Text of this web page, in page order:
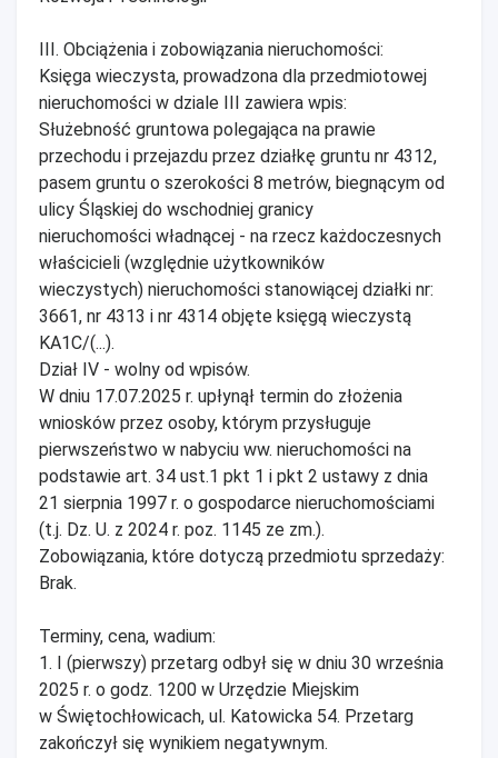
III. Obciążenia i zobowiązania nieruchomości:
Księga wieczysta, prowadzona dla przedmiotowej
nieruchomości w dziale III zawiera wpis:
Służebność gruntowa polegająca na prawie
przechodu i przejazdu przez działkę gruntu nr 4312,
pasem gruntu o szerokości 8 metrów, biegnącym od
ulicy Śląskiej do wschodniej granicy
nieruchomości władnącej - na rzecz każdoczesnych
właścicieli (względnie użytkowników
wieczystych) nieruchomości stanowiącej działki nr:
3661, nr 4313 i nr 4314 objęte księgą wieczystą
KA1C/(...).
Dział IV - wolny od wpisów.
W dniu 17.07.2025 r. upłynął termin do złożenia
wniosków przez osoby, którym przysługuje
pierwszeństwo w nabyciu ww. nieruchomości na
podstawie art. 34 ust.1 pkt 1 i pkt 2 ustawy z dnia
21 sierpnia 1997 r. o gospodarce nieruchomościami
(t.j. Dz. U. z 2024 r. poz. 1145 ze zm.).
Zobowiązania, które dotyczą przedmiotu sprzedaży:
Brak.
Terminy, cena, wadium:
1. I (pierwszy) przetarg odbył się w dniu 30 września
2025 r. o godz. 1200 w Urzędzie Miejskim
w Świętochłowicach, ul. Katowicka 54. Przetarg
zakończył się wynikiem negatywnym.